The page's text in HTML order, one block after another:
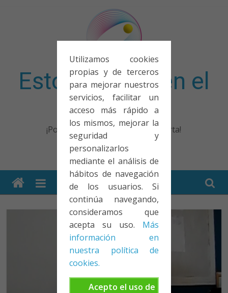
Utilizamos cookies
propias y de terceros
para mejorar nuestros
servicios, facilitar un
acceso más rápido a
los mismos, mejorar la
seguridad y
personalizarlos
mediante el análisis de
hábitos de navegación
de los usuarios. Si
continúa navegando,
consideramos que
acepta su uso. Más
información en
nuestra política de
cookies.
Acepto el uso de
Esto no entra en el
examen
¡Porque no solo el examen importa!